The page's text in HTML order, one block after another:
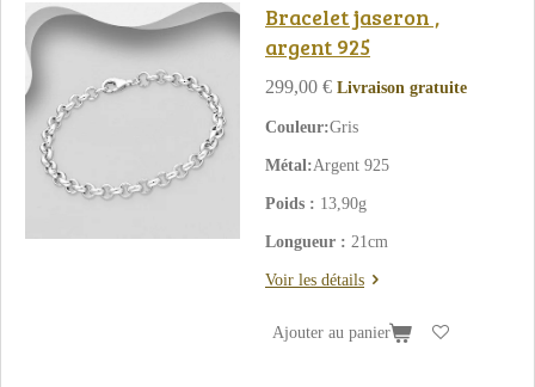
Bracelet jaseron ,
argent 925
299,00 € Livraison gratuite
Couleur:Gris
Métal:Argent 925
Poids : 13,90g
Longueur : 21cm
Voir les détails
Ajouter au panier